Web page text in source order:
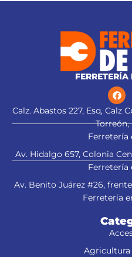
FERRETERÍA
Calz. Abastos 227, Esq, Calz
Torreón,
Ferretería
Av. Hidalgo 657, Colonia
Ferretería
Av. Benito Juárez #26,
Ferretería
Agricultura